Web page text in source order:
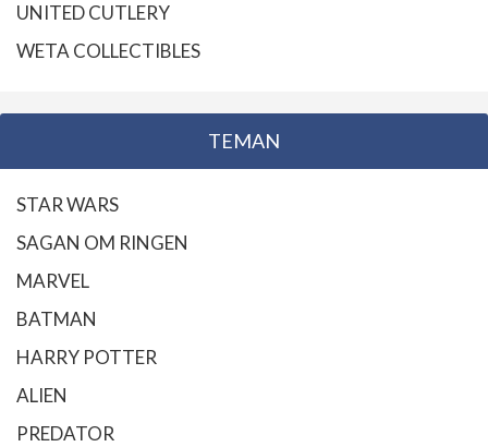
UNITED CUTLERY
WETA COLLECTIBLES
TEMAN
STAR WARS
SAGAN OM RINGEN
MARVEL
BATMAN
HARRY POTTER
ALIEN
PREDATOR